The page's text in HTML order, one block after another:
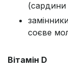
(сардини
соєве
Вітамін D